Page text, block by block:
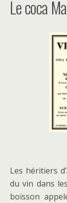
Le coca
Les héritiers
du vin dans
boisson